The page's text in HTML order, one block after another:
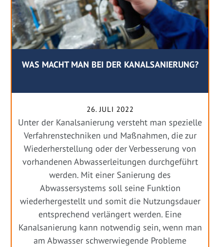
WAS MACHT MAN BEI DER KANALSANIERUNG?
26. JULI 2022
Unter der Kanalsanierung versteht man spezielle
Verfahrenstechniken und Maßnahmen, die zur
Wiederherstellung oder der Verbesserung von
vorhandenen Abwasserleitungen durchgeführt
werden. Mit einer Sanierung des
Abwassersystems soll seine Funktion
wiederhergestellt und somit die Nutzungsdauer
entsprechend verlängert werden. Eine
Kanalsanierung kann notwendig sein, wenn man
am Abwasser schwerwiegende Probleme